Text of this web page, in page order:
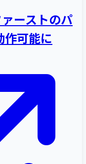
ーストのパ
可能に